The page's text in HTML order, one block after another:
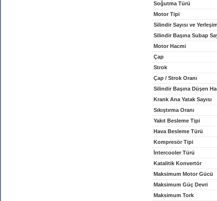
Soğutma Türü
Motor Tipi
Silindir Sayısı ve
Silindir Başına Subap
Motor Hacmi
Çap
Strok
Çap / Strok Oranı
Silindir Başına Düşen
Krank Ana Yatak Sayısı
Sıkıştırma Oranı
Yakıt Besleme Tipi
Hava Besleme Türü
Kompresör Tipi
İntercooler Türü
Katalitik Konvertör
Maksimum Motor Gücü
Maksimum Güç Devri
Maksimum Tork